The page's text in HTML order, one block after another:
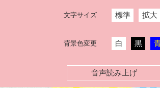
文字サイズ 標準 拡大
背景色変更 白 黒
音声読み上げ